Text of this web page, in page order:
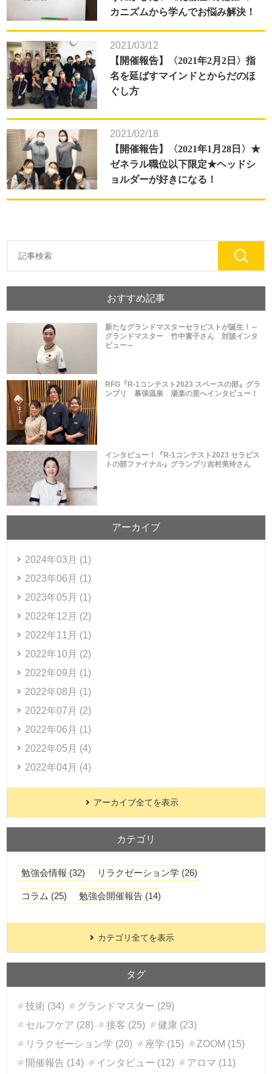
カニズムから学んでお悩み解決！
2021/03/12
【開催報告】〈2021年2月2日〉指
名を延ばすマインドとからだのほ
ぐし方
2021/02/18
【開催報告】〈2021年1月28日〉★
ゼネラル職位以下限定★ヘッドシ
ョルダーが好きになる！
おすすめ記事
新たなグランドマスターセラピストが誕生！～
グランドマスター 竹中素子さん 対談インタ
ビュー～
RFG『R-1コンテスト2023 スペースの部』グラ
ンプリ 幕張温泉 湯楽の里へインタビュー！
インタビュー！『R-1コンテスト2023 セラピス
トの部ファイナル』グランプリ吉村美玲さん
アーカイブ
2024年03月 (1)
2023年06月 (1)
2023年05月 (1)
2022年12月 (2)
2022年11月 (1)
2022年10月 (2)
2022年09月 (1)
2022年08月 (1)
2022年07月 (2)
2022年06月 (1)
2022年05月 (4)
2022年04月 (4)
アーカイブ全てを表示
カテゴリ
勉強会情報 (32) リラクゼーション学 (26)
コラム (25) 勉強会開催報告 (14)
カテゴリ全てを表示
タグ
技術 (34)
グランドマスター (29)
セルフケア (28)
接客 (25)
健康 (23)
リラクゼーション学 (20)
座学 (15)
ZOOM (15)
開催報告 (14)
インタビュー (12)
アロマ (11)